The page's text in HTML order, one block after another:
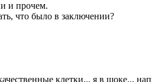
и прочем.
что было в заключении?
клетки... я в шоке...